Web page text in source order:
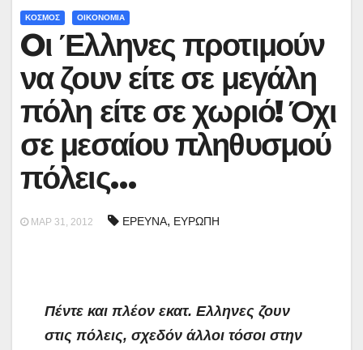
ΚΟΣΜΟΣ ΟΙΚΟΝΟΜΙΑ
Oι Έλληνες προτιμούν
να ζουν είτε σε μεγάλη
πόλη είτε σε χωριό! Όχι
σε μεσαίου πληθυσμού
πόλεις…
ΜΑΡ 31, 2012 ΕΡΕΥΝΑ, ΕΥΡΩΠΗ
Πέντε και πλέον εκατ. Ελληνες ζουν
στις πόλεις, σχεδόν άλλοι τόσοι στην